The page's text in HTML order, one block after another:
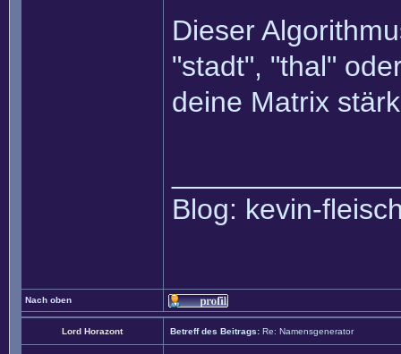
Dieser
"stadt", "thal"
deine Matrix
Blog: kevin-
Nach oben
Lord Horazont Betreff des Beitrags: Re: Namensgenerator